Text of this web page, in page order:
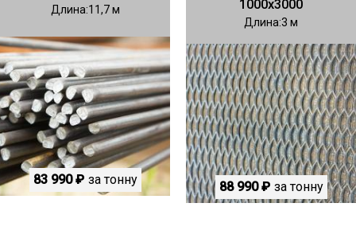
Длина 11,7
83 990 ₽ за тонну
1000х3000
Длина 3
88 990 ₽ за тонну